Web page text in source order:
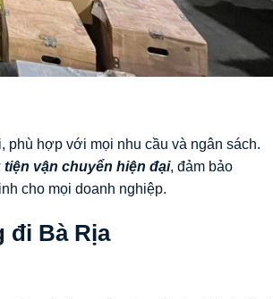
phù hợp với mọi nhu cầu và ngân sách.
vận chuyển hiện đại, đảm bảo
cho mọi doanh nghiệp.
đi Bà Rịa